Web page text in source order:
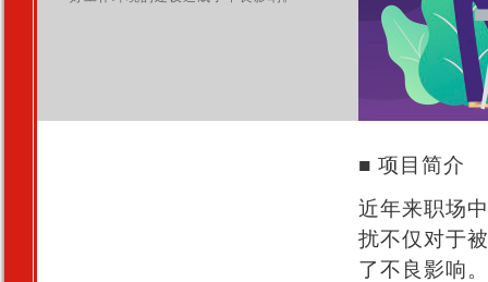
■ 项目简介
近年来职场
扰不仅对于
了不良影响。